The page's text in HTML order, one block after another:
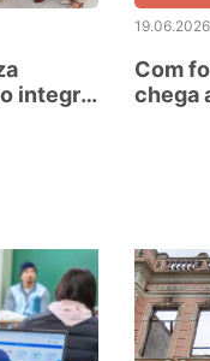
integral
19.06.2026
Com
chega